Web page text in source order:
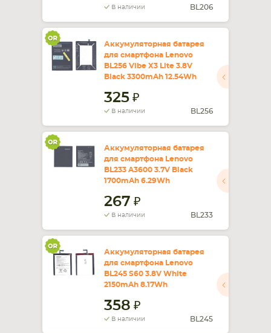
В наличии BL206
Аккумуляторная батарея
для смартфона Lenovo
BL256 Vibe X3 Lite 3.8V
Black 3300mAh 12.54Wh
325
В наличии BL256
Аккумуляторная батарея
для смартфона Lenovo
BL233 A3600 3.7V Black
1700mAh 6.29Wh
267
В наличии BL233
Аккумуляторная батарея
для смартфона Lenovo
BL245 S60 3.8V White
2150mAh 8.17Wh
358
В наличии BL245